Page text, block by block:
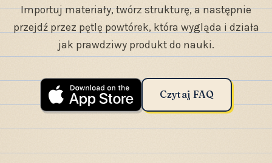
Importuj materiały, twórz strukturę, a następnie
przejdź przez pętlę powtórek, która wygląda i działa
jak prawdziwy produkt do nauki.
Czytaj FAQ